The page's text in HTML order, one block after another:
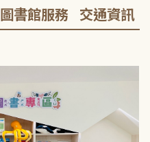
圖書館服務 交通資訊